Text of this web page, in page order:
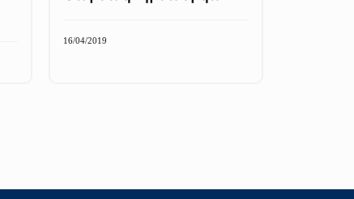
16/04/2019